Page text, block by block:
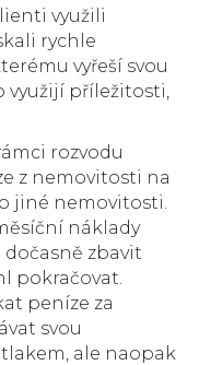
využili
rychle
vyřeší svou
využijí příležitosti,
rozvodu
z nemovitosti na
jiné nemovitosti.
náklady
zbavit
pokračovat.
peníze za
svou
ale naopak